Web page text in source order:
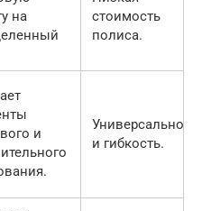
на
стоимость
полиса.
и
и гибкость.